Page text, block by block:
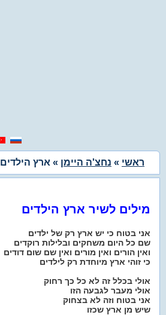
ראשי » נחצ'ה היימן » ארץ הילדים
מילים לשיר ארץ הילדים
אני בטוח כי יש ארץ רק של ילדים
שם כל היום משחקים ובלילות רוקדים
ואין הורים ואין מורים ואין שם שום דודים
כי זוהי ארץ מיוחדת רק לילדים
אולי בכלל זה לא כל כך רחוק
אולי מעבר לגבעה הזו
אני בטוח וזה לא בצחוק
שיש מן ארץ שכזו